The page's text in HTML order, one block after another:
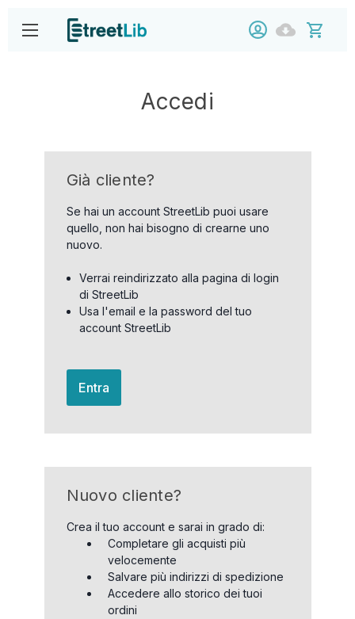
Accedi
Già cliente?
Se hai un account StreetLib puoi usare
quello, non hai bisogno di crearne uno
nuovo.
Verrai reindirizzato alla pagina di login
di StreetLib
Usa l'email e la password del tuo
account StreetLib
Entra
Nuovo cliente?
Crea il tuo account e sarai in grado di:
Completare gli acquisti più
velocemente
Salvare più indirizzi di spedizione
Accedere allo storico dei tuoi
ordini